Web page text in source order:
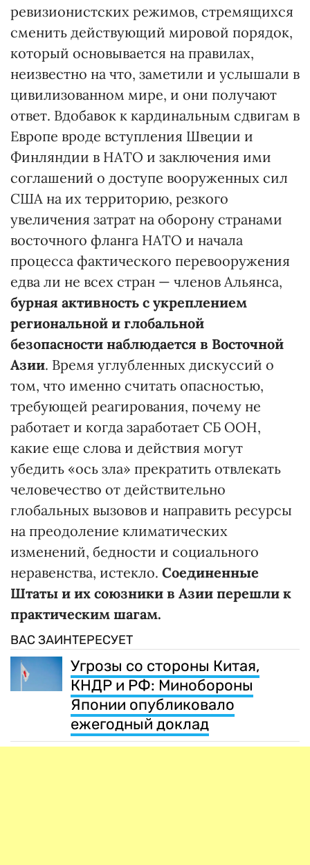
ревизионистских режимов, стремящихся
сменить действующий мировой порядок,
который основывается на правилах,
неизвестно на что, заметили и услышали в
цивилизованном мире, и они получают
ответ. Вдобавок к кардинальным сдвигам в
Европе вроде вступления Швеции и
Финляндии в НАТО и заключения ими
соглашений о доступе вооруженных сил
США на их территорию, резкого
увеличения затрат на оборону странами
восточного фланга НАТО и начала
процесса фактического перевооружения
едва ли не всех стран — членов Альянса,
бурная активность с укреплением
региональной и глобальной
безопасности наблюдается в Восточной
Азии. Время углубленных дискуссий о
том, что именно считать опасностью,
требующей реагирования, почему не
работает и когда заработает СБ ООН,
какие еще слова и действия могут
убедить «ось зла» прекратить отвлекать
человечество от действительно
глобальных вызовов и направить ресурсы
на преодоление климатических
изменений, бедности и социального
неравенства, истекло. Соединенные
Штаты и их союзники в Азии перешли к
практическим шагам.
ВАС ЗАИНТЕРЕСУЕТ
Угрозы со стороны Китая,
КНДР и РФ: Минобороны
Японии опубликовало
ежегодный доклад